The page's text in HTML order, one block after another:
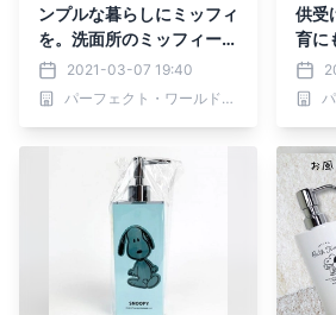
ンプルな暮らしにミッフィ
を。洗面所のミッフィー。
シンプル大人向け3選。
2021-03-07 19:40
パーフェクト・ワールド株式会社
供受
育に
新作
ー